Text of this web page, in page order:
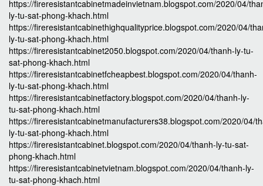
https://fireresistantcabinetmadeinvietnam.blogspot.com/2020/04/
ly-tu-sat-phong-khach.html
https://fireresistantcabinethighqualityprice.blogspot.com/2020/04/
ly-tu-sat-phong-khach.html
https://fireresistantcabinet2050.blogspot.com/2020/04/thanh-ly-tu-
sat-phong-khach.html
https://fireresistantcabinetfcheapbest.blogspot.com/2020/04/thanh-
ly-tu-sat-phong-khach.html
https://fireresistantcabinetfactory.blogspot.com/2020/04/thanh-ly-
tu-sat-phong-khach.html
https://fireresistantcabinetmanufacturers38.blogspot.com/2020/04/
ly-tu-sat-phong-khach.html
https://fireresistantcabinet.blogspot.com/2020/04/thanh-ly-tu-sat-
phong-khach.html
https://fireresistantcabinetvietnam.blogspot.com/2020/04/thanh-ly-
tu-sat-phong-khach.html